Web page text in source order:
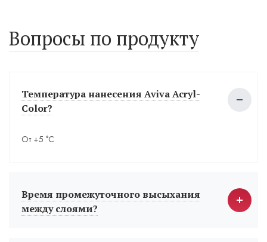
Вопросы по продукту
Температура нанесения Aviva Acryl-
Color?
От +5 °С
Время промежуточного высыхания
между слоями?